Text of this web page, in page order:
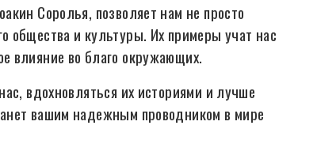
Соролья, позволяет нам не просто
общества и культуры. Их примеры учат нас
влияние во благо окружающих.
вдохновляться их историями и лучше
вашим надежным проводником в мире